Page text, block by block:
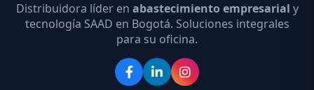
Distribuidora líder en abastecimiento empresarial y
tecnología SAAD en Bogotá. Soluciones integrales
para su oficina.